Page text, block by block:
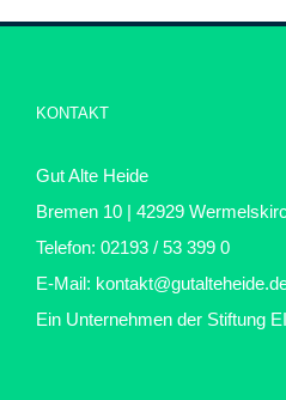
KONTAKT
Gut Alte Heide
Bremen 10 | 42929
Telefon: 02193 / 53 399 0
E-Mail:
Ein Unternehmen der Stiftung